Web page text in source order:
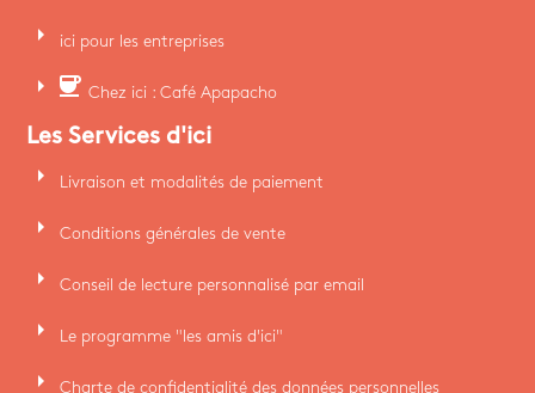
arrow_right ici pour les entreprises
arrow_right coffee Chez ici : Café Apapacho
Les Services d'ici
arrow_right Livraison et modalités de paiement
arrow_right Conditions générales de vente
arrow_right Conseil de lecture personnalisé par email
arrow_right Le programme "les amis d'ici"
arrow_right Charte de confidentialité des données personnelles